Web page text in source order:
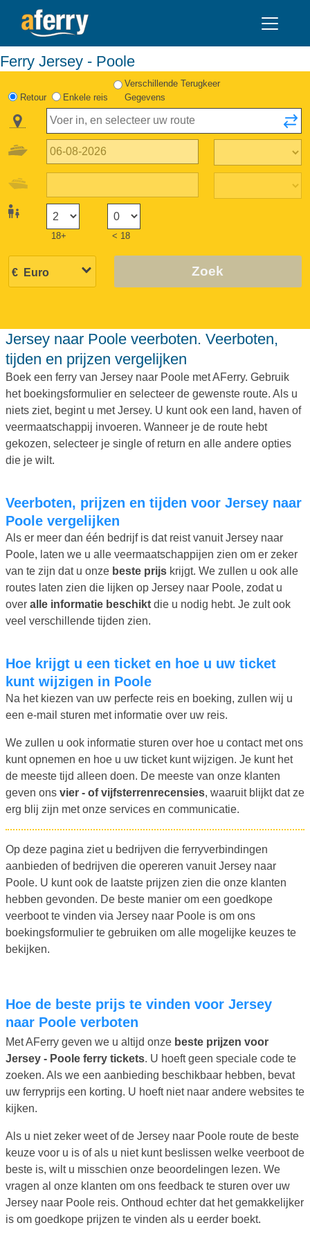
Ferry Jersey - Poole
Retour Enkele reis
Verschillende Terugkeer
Gegevens
18+ < 18
Zoek
Jersey naar Poole veerboten. Veerboten,
tijden en prijzen vergelijken
Boek een ferry van Jersey naar Poole met AFerry. Gebruik
het boekingsformulier en selecteer de gewenste route. Als u
niets ziet, begint u met Jersey. U kunt ook een land, haven of
veermaatschappij invoeren. Wanneer je de route hebt
gekozen, selecteer je single of return en alle andere opties
die je wilt.
Veerboten, prijzen en tijden voor Jersey naar
Poole vergelijken
Als er meer dan één bedrijf is dat reist vanuit Jersey naar
Poole, laten we u alle veermaatschappijen zien om er zeker
van te zijn dat u onze beste prijs krijgt. We zullen u ook alle
routes laten zien die lijken op Jersey naar Poole, zodat u
over alle informatie beschikt die u nodig hebt. Je zult ook
veel verschillende tijden zien.
Hoe krijgt u een ticket en hoe u uw ticket
kunt wijzigen in Poole
Na het kiezen van uw perfecte reis en boeking, zullen wij u
een e-mail sturen met informatie over uw reis.
We zullen u ook informatie sturen over hoe u contact met ons
kunt opnemen en hoe u uw ticket kunt wijzigen. Je kunt het
de meeste tijd alleen doen. De meeste van onze klanten
geven ons vier - of vijfsterrenrecensies, waaruit blijkt dat ze
erg blij zijn met onze services en communicatie.
Op deze pagina ziet u bedrijven die ferryverbindingen
aanbieden of bedrijven die opereren vanuit Jersey naar
Poole. U kunt ook de laatste prijzen zien die onze klanten
hebben gevonden. De beste manier om een goedkope
veerboot te vinden via Jersey naar Poole is om ons
boekingsformulier te gebruiken om alle mogelijke keuzes te
bekijken.
Hoe de beste prijs te vinden voor Jersey
naar Poole verboten
Met AFerry geven we u altijd onze beste prijzen voor
Jersey - Poole ferry tickets. U hoeft geen speciale code te
zoeken. Als we een aanbieding beschikbaar hebben, bevat
uw ferryprijs een korting. U hoeft niet naar andere websites te
kijken.
Als u niet zeker weet of de Jersey naar Poole route de beste
keuze voor u is of als u niet kunt beslissen welke veerboot de
beste is, wilt u misschien onze beoordelingen lezen. We
vragen al onze klanten om ons feedback te sturen over uw
Jersey naar Poole reis. Onthoud echter dat het gemakkelijker
is om goedkope prijzen te vinden als u eerder boekt.